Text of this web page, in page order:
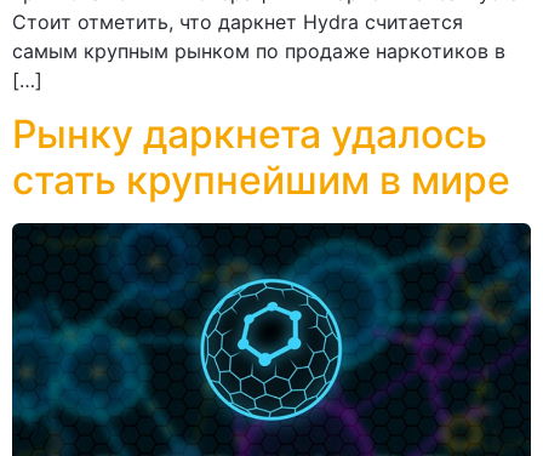
Стоит отметить, что даркнет Hydra считается
самым крупным рынком по продаже наркотиков в
[…]
Рынку даркнета удалось
стать крупнейшим в мире